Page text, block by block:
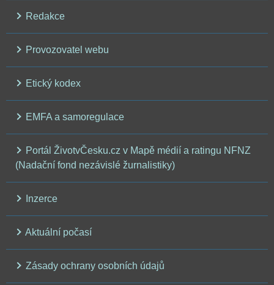
Redakce
Provozovatel webu
Etický kodex
EMFA a samoregulace
Portál ŽivotvČesku.cz v Mapě médií a ratingu NFNZ
(Nadační fond nezávislé žurnalistiky)
Inzerce
Aktuální počasí
Zásady ochrany osobních údajů